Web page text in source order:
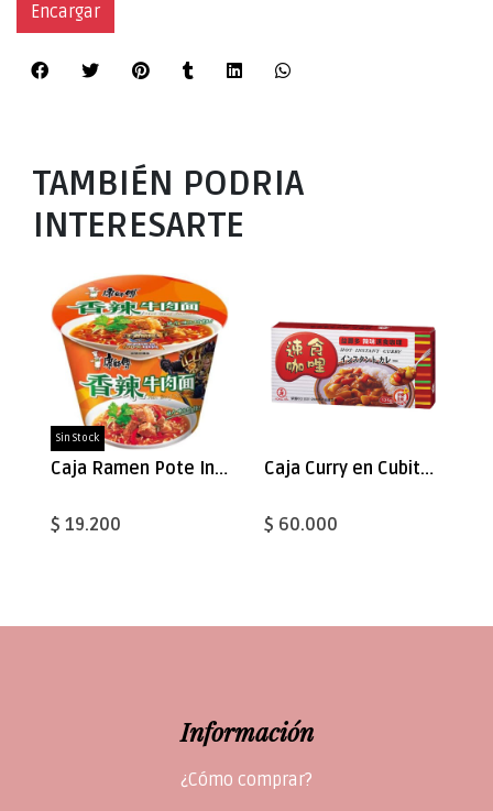
Encargar
TAMBIÉN PODRIA
INTERESARTE
Sin Stock
Caja Ramen Pote Inst. Carne con Chile 108g x 12
$ 19.200
Caja Curry en Cubito Picante 125gx24
$ 60.000
Información
¿Cómo comprar?